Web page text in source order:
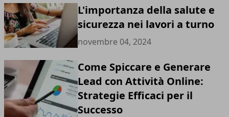
L'importanza della salute e
sicurezza nei lavori a turno
novembre 04, 2024
Come Spiccare e Generare
Lead con Attività Online:
Strategie Efficaci per il
Successo